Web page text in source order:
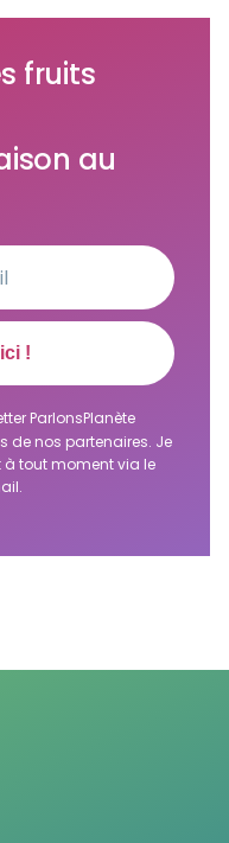
fruits
au
ParlonsPlanète
de nos partenaires. Je
à tout moment via le